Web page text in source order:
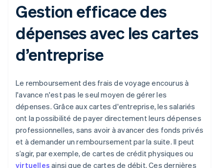
Gestion efficace des
dépenses avec les cartes
d’entreprise
Le remboursement des frais de voyage encourus à
l'avance n'est pas le seul moyen de gérer les
dépenses. Grâce aux cartes d'entreprise, les salariés
ont la possibilité de payer directement leurs dépenses
professionnelles, sans avoir à avancer des fonds privés
et à demander un remboursement par la suite. Il peut
s’agir, par exemple, de cartes de crédit physiques ou
virtuelles ainsi que de cartes de débit. Ces dernières